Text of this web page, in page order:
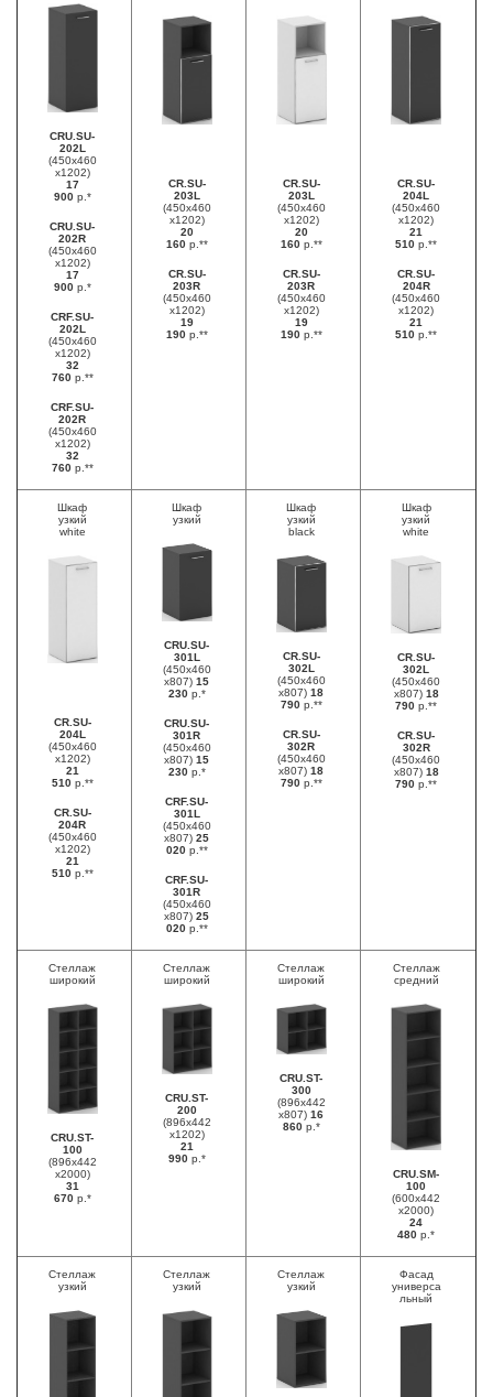
CRU.SU-
202L
(450х460
х1202)
17
900 р.*
CRU.SU-
202R
(450х460
х1202)
17
900 р.*
CRF.SU-
202L
(450х460
х1202)
32
760 р.**
CRF.SU-
202R
(450х460
х1202)
32
760 р.**
CR.SU-
203L
(450х460
х1202)
20
160 р.**
CR.SU-
203R
(450х460
х1202)
19
190 р.**
CR.SU-
203L
(450х460
х1202)
20
160 р.**
CR.SU-
203R
(450х460
х1202)
19
190 р.**
CR.SU-
204L
(450х460
х1202)
21
510 р.**
CR.SU-
204R
(450х460
х1202)
21
510 р.**
Шкаф
узкий
white
CR.SU-
204L
(450х460
х1202)
21
510 р.**
CR.SU-
204R
(450х460
х1202)
21
510 р.**
Шкаф
узкий
CRU.SU-
301L
(450х460
х807) 15
230 р.*
CRU.SU-
301R
(450х460
х807) 15
230 р.*
CRF.SU-
301L
(450х460
х807) 25
020 р.**
CRF.SU-
301R
(450х460
х807) 25
020 р.**
Шкаф
узкий
black
CR.SU-
302L
(450х460
х807) 18
790 р.**
CR.SU-
302R
(450х460
х807) 18
790 р.**
Шкаф
узкий
white
CR.SU-
302L
(450х460
х807) 18
790 р.**
CR.SU-
302R
(450х460
х807) 18
790 р.**
Стеллаж
широкий
CRU.ST-
100
(896х442
х2000)
31
670 р.*
Стеллаж
широкий
CRU.ST-
200
(896х442
х1202)
21
990 р.*
Стеллаж
широкий
CRU.ST-
300
(896х442
х807) 16
860 р.*
Стеллаж
средний
CRU.SM-
100
(600х442
х2000)
24
480 р.*
Стеллаж
узкий
Стеллаж
узкий
Стеллаж
узкий
Фасад
универса
льный